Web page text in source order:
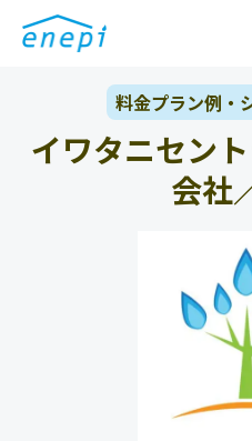
料金プラン例・
イワタニセン
会社